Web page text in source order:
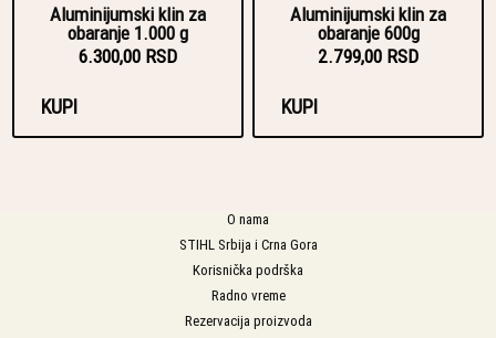
Aluminijumski klin za
obaranje 1.000 g
6.300,00 RSD
KUPI
Aluminijumski klin za
obaranje 600g
2.799,00 RSD
KUPI
O nama
STIHL Srbija i Crna Gora
Korisnička podrška
Radno vreme
Rezervacija proizvoda